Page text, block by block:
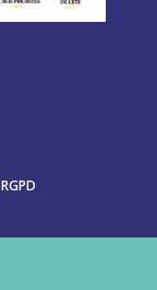
RGPD